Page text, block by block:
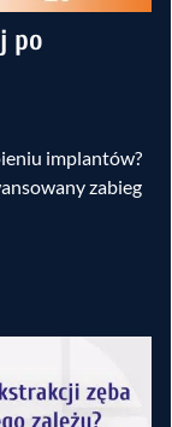
po
implantów?
zabieg